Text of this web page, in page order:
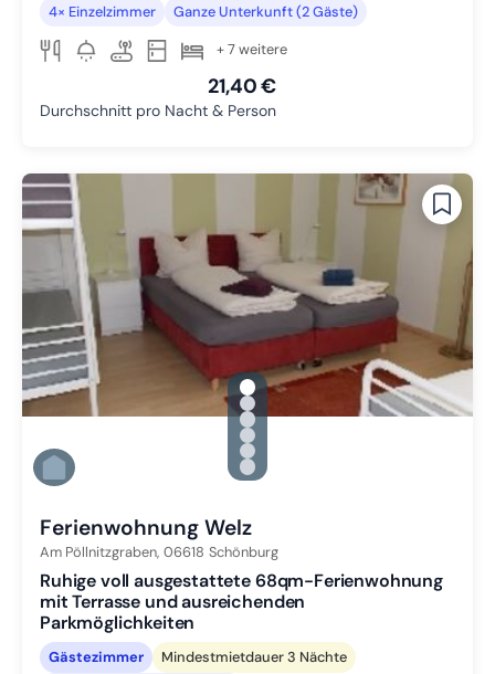
4× Einzelzimmer
Ganze Unterkunft (2 Gäste)
+ 7 weitere
21,40 €
Durchschnitt pro Nacht & Person
gallery.slide_selector
Zu Slide 1 wechseln
Zu Slide 2 wechseln
Zu Slide 3 wechseln
Zu Slide 4 wechseln
Zu Slide 5 wechseln
Zu Slide 6 wechseln
Ferienwohnung Welz
Am Pöllnitzgraben, 06618 Schönburg
Ruhige voll ausgestattete 68qm-Ferienwohnung
mit Terrasse und ausreichenden
Parkmöglichkeiten
Gästezimmer
Mindestmietdauer 3 Nächte